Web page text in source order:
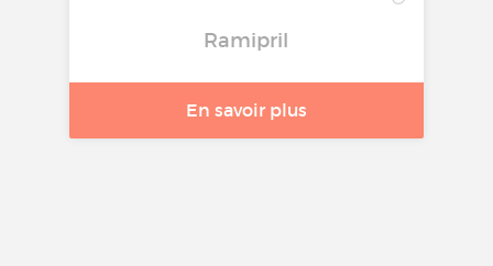
Ramipril
En savoir plus